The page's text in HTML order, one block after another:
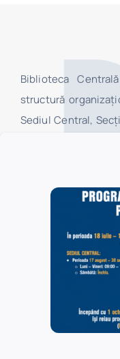
Biblioteca
structură
Sediul Central,
Bucureşti. În
la centrele de
didactice ale
în sălile de
categoriile de
Politica de
Politica de